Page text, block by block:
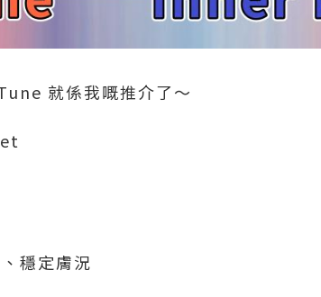
就係我嘅推介了～
穩定膚況